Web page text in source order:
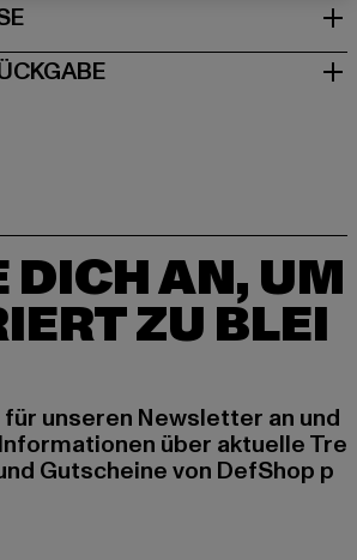
DICH AN, UM
ZU BLEI
unseren Newsletter an und
über aktuelle Tre
Gutscheine von DefShop p